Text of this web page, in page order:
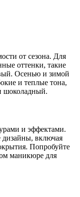
от сезона. Для
оттенки, такие
Осенью и зимой
и теплые тона,
шоколадный.
и эффектами.
дизайны, включая
Попробуйте
маникюре для